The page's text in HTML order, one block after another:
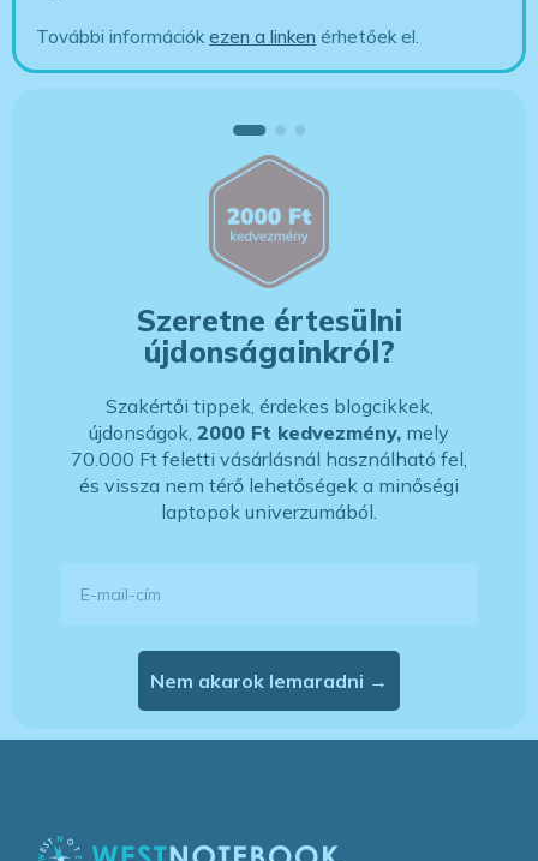
További információkezen a linken érhetőek el.
Szeretne értesülni
újdonságainkról?
Szakértői tippek, érdekes blogcikkek,
újdonságok, 2000 Ft kedvezmény, mely
70.000 Ft feletti vásárlásnál használható fel,
és vissza nem térő lehetőségek a minőségi
laptopok univerzumából.
Nem akarok lemaradni →